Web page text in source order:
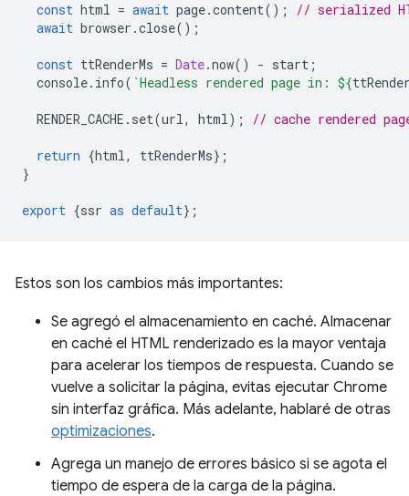
const html = await page.content();
// serialized
await browser .close();
const ttRenderMs = Date.now() - start ;
console. info( `Headless rendered page in: ${
RENDER_CACHE . set(url, html); // cache rendered
return {html, ttRenderMs};
}
export {ssr as default};
Estos son los cambios más importantes:
Se agregó el almacenamiento en caché. Almacenar
en caché el HTML renderizado es la mayor ventaja
para acelerar los tiempos de respuesta. Cuando se
vuelve a solicitar la página, evitas ejecutar Chrome
sin interfaz gráfica. Más adelante, hablaré de otras
optimizaciones.
Agrega un manejo de errores básico si se agota el
tiempo de espera de la carga de la página.